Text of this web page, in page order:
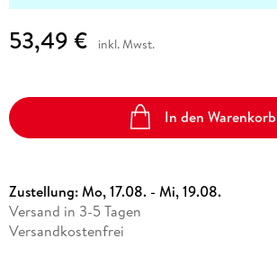
53,49 € inkl. Mwst.
In den Warenkorb
Zustellung:Mo, 17.08. - Mi, 19.08.
Versand in 3-5 Tagen
Versandkostenfrei